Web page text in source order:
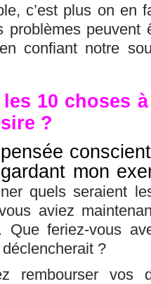
c’est plus on en
problèmes peuvent
confiant notre
les 10 choses
?
mon
quels seraient
aviez
Que feriez-vous
?
rembourser vos